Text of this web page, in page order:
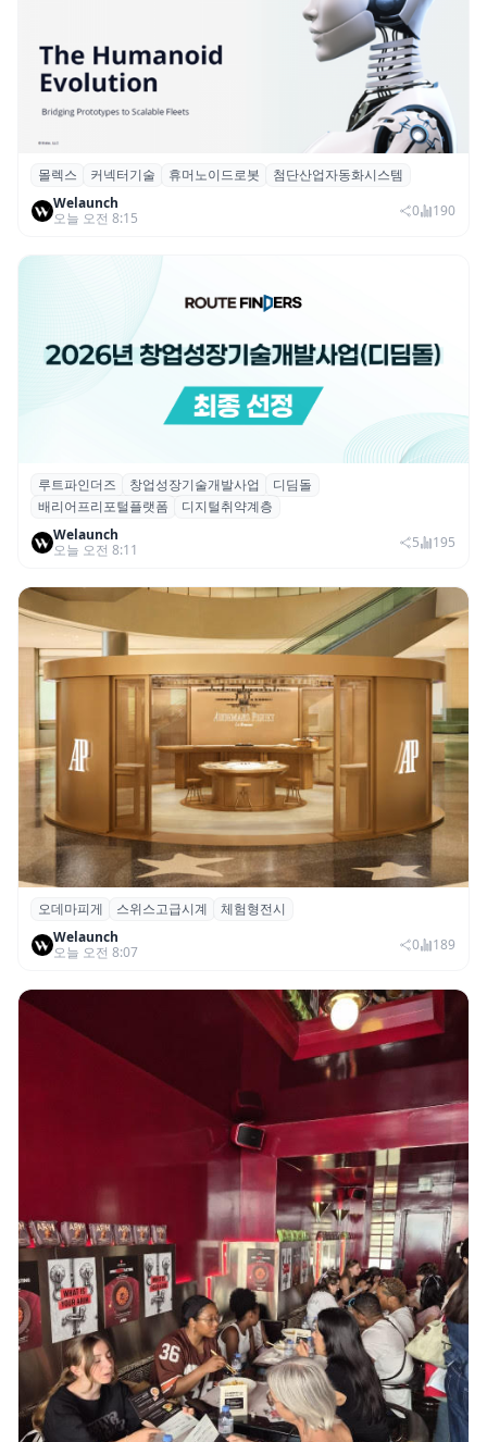
몰렉스, 휴머노이드 로봇용 ‘MiniMix’ 하이
브리드 전원·신호 커넥터 공개
몰렉스 커넥터기술 휴머노이드로봇
첨단산업자동화시스템
Welaunch
오늘 오전 8:15
0 190
루트파인더즈, ‘2026 창업성장기술개발사업
(디딤돌)’ 선정
루트파인더즈 창업성장기술개발사업
디딤돌
배리어프리포털플랫폼
디지털취약계층
Welaunch
오늘 오전 8:11
5 195
오데마 피게, 부산 신세계 센텀시티서 체험
형 전시 ‘시간을 빚다’ 개최
오데마피게 스위스고급시계
체험형전시
Welaunch
오늘 오전 8:07
0 189